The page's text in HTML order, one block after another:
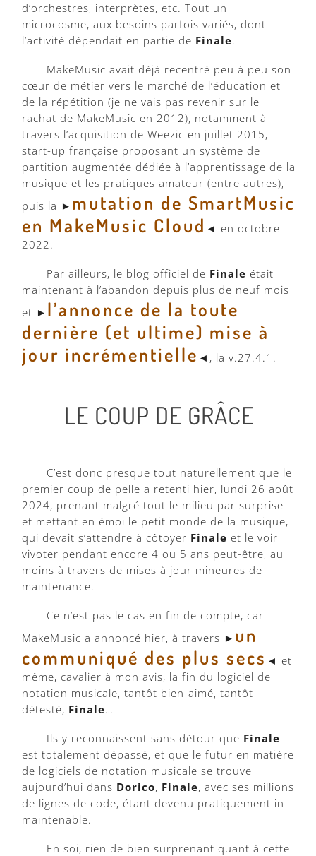
d’orchestres, interprètes, etc. Tout un
microcosme, aux besoins parfois variés, dont
l’activité dépendait en partie de Finale.
MakeMusic avait déjà recentré peu à peu son
cœur de métier vers le marché de l’éducation et
de la répétition (je ne vais pas revenir sur le
rachat de MakeMusic en 2012), notamment à
travers l’acquisition de Weezic en juillet 2015,
start-up française proposant un système de
partition augmentée dédiée à l’apprentissage de la
musique et les pratiques amateur (entre autres),
puis la ► mutation de SmartMusic
en MakeMusic Cloud ◄ en octobre
2022.
Par ailleurs, le blog officiel de Finale était
maintenant à l’abandon depuis plus de neuf mois
et ► l’annonce de la toute
dernière (et ultime) mise à
jour incrémentielle ◄, la v.27.4.1.
LE COUP DE GRÂCE
C’est donc presque tout naturellement que le
premier coup de pelle a retenti hier, lundi 26 août
2024, prenant malgré tout le milieu par surprise
et mettant en émoi le petit monde de la musique,
qui devait s’attendre à côtoyer Finale et le voir
vivoter pendant encore 4 ou 5 ans peut-être, au
moins à travers de mises à jour mineures de
maintenance.
Ce n’est pas le cas en fin de compte, car
MakeMusic a annoncé hier, à travers ► un
communiqué des plus secs ◄ et
même, cavalier à mon avis, la fin du logiciel de
notation musicale, tantôt bien-aimé, tantôt
détesté, Finale…
Ils y reconnaissent sans détour que Finale
est totalement dépassé, et que le futur en matière
de logiciels de notation musicale se trouve
aujourd’hui dans Dorico, Finale, avec ses millions
de lignes de code, étant devenu pratiquement in-
maintenable.
En soi, rien de bien surprenant quant à cette